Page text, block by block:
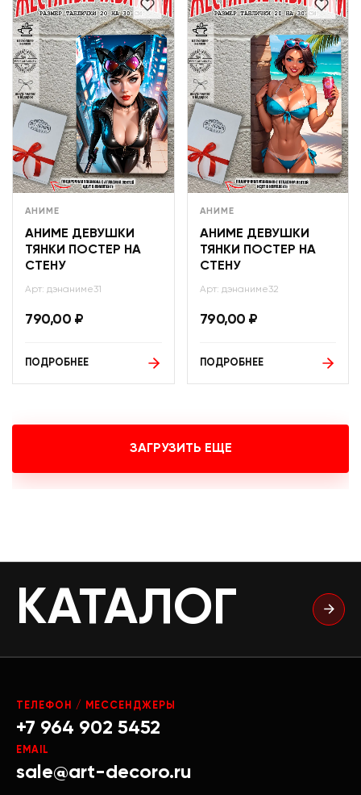
АНИМЕ
АНИМЕ ДЕВУШКИ
ТЯНКИ ПОСТЕР НА
СТЕНУ
Арт: дэнаниме31
790,00 ₽
ПОДРОБНЕЕ
АНИМЕ
АНИМЕ ДЕВУШКИ
ТЯНКИ ПОСТЕР НА
СТЕНУ
Арт: дэнаниме32
790,00 ₽
ПОДРОБНЕЕ
ЗАГРУЗИТЬ ЕЩЕ
КАТАЛОГ
ТЕЛЕФОН / МЕССЕНДЖЕРЫ
+7 964 902 5452
EMAIL
sale@art-decoro.ru